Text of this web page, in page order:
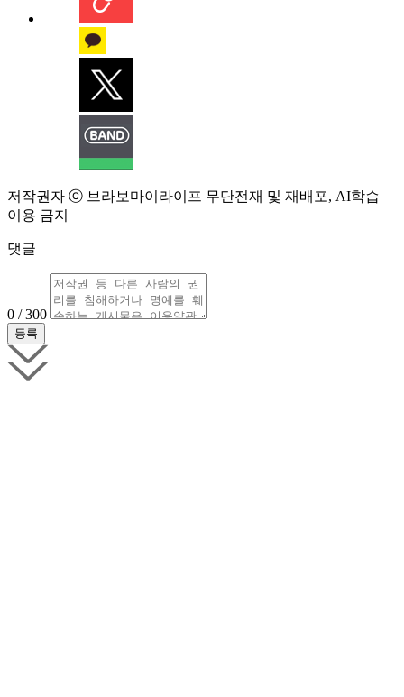
저작권자 ⓒ 브라보마이라이프 무단전재 및 재배포, AI학습
이용 금지
댓글
0 / 300